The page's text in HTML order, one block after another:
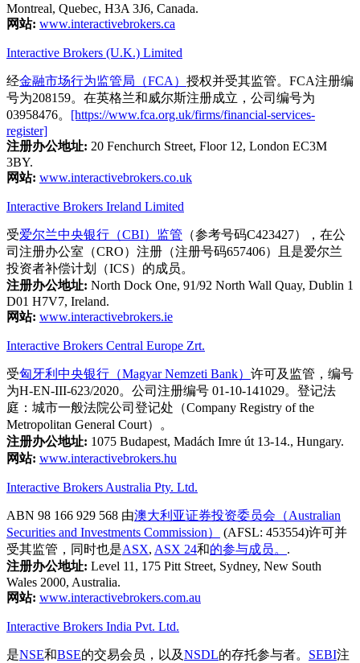
Montreal, Quebec, H3A 3J6, Canada.
网站: www.interactivebrokers.ca
Interactive Brokers (U.K.) Limited
经金融市场行为监管局（FCA） 授权并受其监管。FCA注册编
号为208159。在英格兰和威尔斯注册成立，公司编号为
03958476。 [https://www.fca.org.uk/firms/financial-services-
register]
注册办公地址: 20 Fenchurch Street, Floor 12, London EC3M
3BY.
网站: www.interactivebrokers.co.uk
Interactive Brokers Ireland Limited
受爱尔兰中央银行（CBI）监管 （参考号码C423427），在公
司注册办公室（CRO）注册（注册号码657406）且是爱尔兰
投资者补偿计划（ICS）的成员。
注册办公地址: North Dock One, 91/92 North Wall Quay, Dublin 1
D01 H7V7, Ireland.
网站: www.interactivebrokers.ie
Interactive Brokers Central Europe Zrt.
受匈牙利中央银行（Magyar Nemzeti Bank） 许可及监管，编号
为H-EN-III-623/2020。公司注册编号 01-10-141029。登记法
庭：城市一般法院公司登记处（Company Registry of the
Metropolitan General Court）。
注册办公地址: 1075 Budapest, Madách Imre út 13-14., Hungary.
网站: www.interactivebrokers.hu
Interactive Brokers Australia Pty. Ltd.
ABN 98 166 929 568 由澳大利亚证券投资委员会（Australian
Securities and Investments Commission）
(AFSL: 453554)许可并
受其监管，同时也是ASX, ASX 24和的参与成员。 .
注册办公地址: Level 11, 175 Pitt Street, Sydney, New South
Wales 2000, Australia.
网站: www.interactivebrokers.com.au
Interactive Brokers India Pvt. Ltd.
是NSE和BSE的交易会员，以及NSDL的存托参与者。 SEBI注